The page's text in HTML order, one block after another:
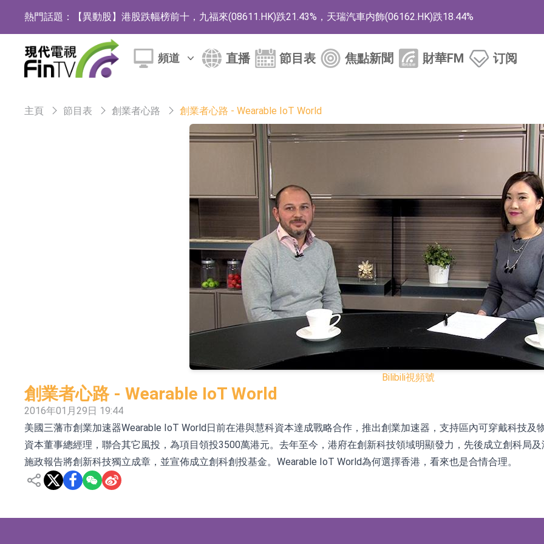
熱門話題： 【異動股】港股跌幅榜前十，九福來(08611.HK)跌21.43%，天瑞汽車内飾(06162.HK)跌18.44%
【異動股】港股漲幅榜前十，佳明集團控股(01271.HK)漲+78.22%，拿森科技(02261.HK)漲+64.11%
斯迪克：公司為國內摺疊屏核心功能材料供應商
聚辰股份：公司VPD芯片已順利通過目標客戶的測試認證
上期所：7月份對11個實際控制關系賬戶組採取限制開倉的監管措施
特發服務：成功中標嗶哩嗶哩上海濱江總部物業服務項目
亞太股份：公司是零跑汽車和Stellantis集團的供應商
理工雷科面向邊緣AI場景推出"山海"系列智算模組 系列產品基於國產CPU與GPU構建
【異動股】醫療研發外包板塊拉升，博騰股份(300363.CN)漲20.02%
依米康：海外交付以東南亞、中東市場為主 並已取得歐美相關認證
上交所：財通多策略福鑫定期開放靈活配置混合型發起式證券投資基金臨時停牌
上交所：景順長城全球半導體芯片產業股票型證券投資基金臨時停牌
【異動股】港股跌幅榜前十，卡森國際(00496.HK)跌22.40%，九福來(08611.HK)跌21.01%
【異動股】港股漲幅榜前十，拿森科技(02261.HK)漲+75.05%，辰興發展(02286.HK)漲+64.91%
神火股份：新疆神火鋁水轉化率已100%
【異動股】焦炭Ⅲ板塊下挫，陝西黑貓(601015.CN)跌8.38%
浙江證監局對財通證券股份有限公司採取出具警示函措施
山金國際：港股上市工作正常推進中
頻道 直播 節目表 焦點新聞 財華FM 订阅
主頁 節目表 創業者心路 創業者心路 - Wearable IoT World
Bilibili視頻號
創業者心路 - Wearable IoT World
2016年01月29日 19:44
美國三藩市創業加速器Wearable IoT World日前在港與慧科資本達成戰略合作，推出創業加速器，支持區內可穿戴科技
資本董事總經理，聯合其它風投，為項目領投3500萬港元。去年至今，港府在創新科技領域明顯發力，先後成立創科局
施政報告將創新科技獨立成章，並宣佈成立創科創投基金。Wearable IoT World為何選擇香港，看來也是合情合理。